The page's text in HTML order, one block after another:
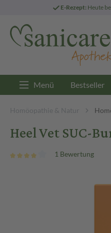
E-Rezept: Heute
Menü Bestseller
Homöopathie & Natur
Heel Vet SUC-
1 Bewertung